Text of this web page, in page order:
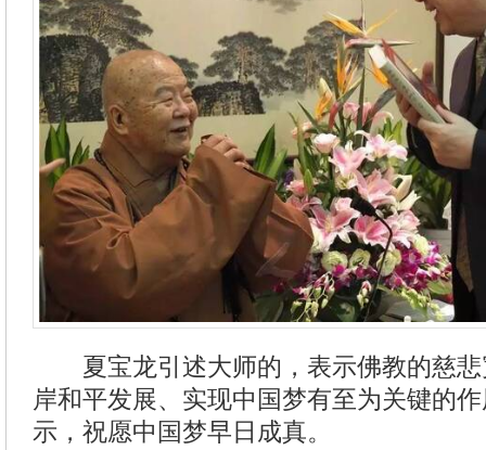
夏宝龙引述大师的，表示佛教的慈悲
岸和平发展、实现中国梦有至为关键的
示，祝愿中国梦早日成真。